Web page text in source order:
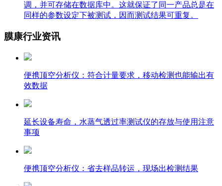
调，并可存储在数据库中。这就保证了同一产品总是在
同样的参数设定下被测试，因而测试结果可重复。
膜康行业资讯
便携顶空分析仪：符合计量要求，移动检测也能输出有
效数据
延长设备寿命，水蒸气透过率测试仪的存放与使用注意
事项
便携顶空分析仪：省去样品转运，现场出检测结果